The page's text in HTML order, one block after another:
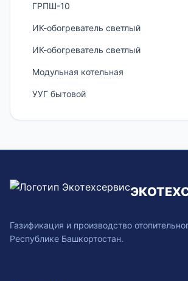
ГРПШ-10
ИК-обогреватель светлый
ИК-обогреватель светлый
Модульная котельная
УУГ бытовой
Газификация и производство
Республике Башкортостан.